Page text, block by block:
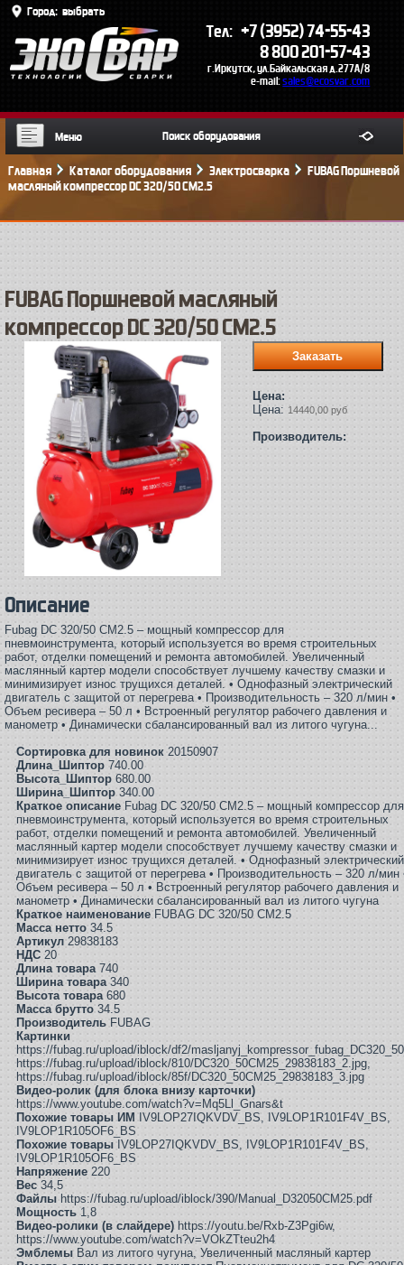
Город: выбрать
Тел: +7 (3952) 74-55-43
8 800 201-57-43
г.Иркутск, ул.Байкальская д.277А/8
e-mail:sales@ecosvar.com
Меню
Главная Каталог оборудования Электросварка
FUBAG Поршневой
масляный компрессор DC 320/50 CM2.5
FUBAG Поршневой масляный
компрессор DC 320/50 CM2.5
Цена:
Цена: 14440,00 руб
Производитель:
Описание
Fubag DС 320/50 CM2.5 – мощный компрессор для
пневмоинструмента, который используется во время строительных
работ, отделки помещений и ремонта автомобилей. Увеличенный
маслянный картер модели способствует лучшему качеству смазки и
минимизирует износ трущихся деталей. • Однофазный электрический
двигатель с защитой от перегрева • Производительность – 320 л/мин •
Объем ресивера – 50 л • Встроенный регулятор рабочего давления и
манометр • Динамически сбалансированный вал из литого чугуна...
Сортировка для новинок 20150907
Длина_Шиптор 740.00
Высота_Шиптор 680.00
Ширина_Шиптор 340.00
Краткое описание Fubag DС 320/50 CM2.5 – мощный компрессор для
пневмоинструмента, который используется во время строительных
работ, отделки помещений и ремонта автомобилей. Увеличенный
маслянный картер модели способствует лучшему качеству смазки и
минимизирует износ трущихся деталей. • Однофазный электрический
двигатель с защитой от перегрева • Производительность – 320 л/мин
Объем ресивера – 50 л • Встроенный регулятор рабочего давления и
манометр • Динамически сбалансированный вал из литого чугуна
Краткое наименование FUBAG DC 320/50 CM2.5
Масса нетто 34.5
Артикул 29838183
НДС 20
Длина товара 740
Ширина товара 340
Высота товара 680
Масса брутто 34.5
Производитель FUBAG
Картинки
https://fubag.ru/upload/iblock/df2/
https://fubag.ru/upload/iblock/810/DC320_50CM25_29838183_2.jpg,
https://fubag.ru/upload/iblock/85f/DC320_50CM25_29838183_3.jpg
Видео-ролик (для блока внизу карточки)
https://www.youtube.com/watch?v=Mq5Ll_Gnars&t
Похожие товары ИМ
IV9LOP27IQKVDV_BS, IV9LOP1R101F4V_BS,
IV9LOP1R105OF6_BS
Похожие товары IV9LOP27IQKVDV_BS, IV9LOP1R101F4V_BS,
IV9LOP1R105OF6_BS
Напряжение 220
Вес 34,5
Файлы https://fubag.ru/upload/iblock/390/Manual_D32050CM25.pdf
Мощность 1,8
Видео-ролики (в слайдере) https://youtu.be/Rxb-Z3Pgi6w,
https://www.youtube.com/watch?v=VOkZTteu2h4
Эмблемы Вал из литого чугуна, Увеличенный масляный картер